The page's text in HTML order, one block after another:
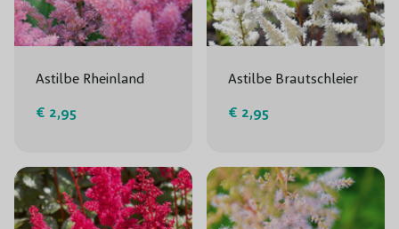
Astilbe Rheinland
€ 2,95
Astilbe Brautschleier
€ 2,95